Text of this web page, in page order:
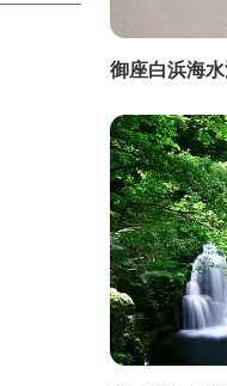
御座白浜海